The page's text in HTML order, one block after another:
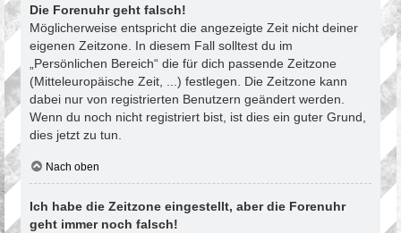
Die Forenuhr geht falsch!
Möglicherweise entspricht die angezeigte Zeit nicht deiner
eigenen Zeitzone. In diesem Fall solltest du im
„Persönlichen Bereich“ die für dich passende Zeitzone
(Mitteleuropäische Zeit, ...) festlegen. Die Zeitzone kann
dabei nur von registrierten Benutzern geändert werden.
Wenn du noch nicht registriert bist, ist dies ein guter Grund,
dies jetzt zu tun.
Nach oben
Ich habe die Zeitzone eingestellt, aber die Forenuhr
geht immer noch falsch!